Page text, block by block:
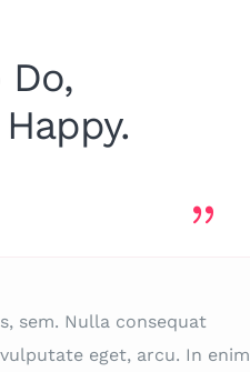
Do,
sem. Nulla consequat
eget, arcu. In enim